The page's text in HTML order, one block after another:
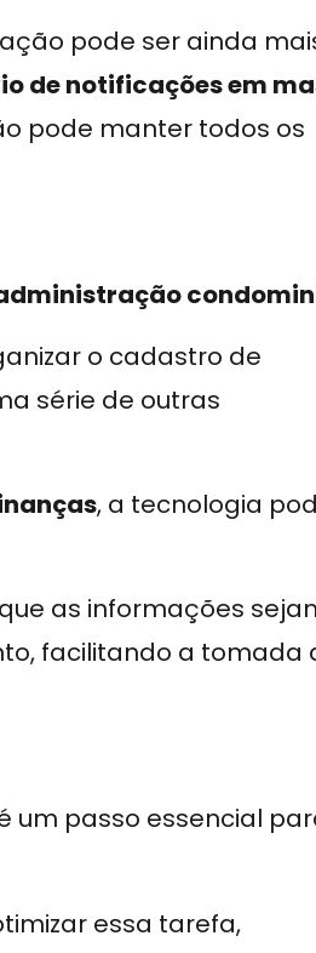
pode ser ainda
de notificações em
pode manter todos os
o cadastro de
série de outras
, a tecnologia
as informações
facilitando a tomada
um passo essencial
essa tarefa,